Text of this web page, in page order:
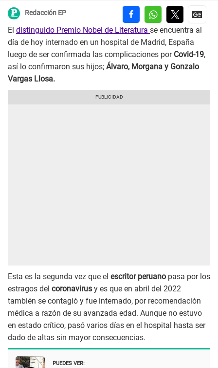
Redacción EP
El distinguido Premio Nobel de Literatura se encuentra al
día de hoy internado en un hospital de Madrid, España
luego de ser confirmada las complicaciones por Covid-19,
así lo confirmaron sus hijos; Álvaro, Morgana y Gonzalo
Vargas Llosa.
Esta es la segunda vez que el escritor peruano pasa por los
estragos del coronavirus y es que en abril del 2022
también se contagió y fue internado, por recomendación
médica a razón de su avanzada edad. Aunque no estuvo
en estado crítico, pasó varios días en el hospital hasta ser
dado de altas sin mayor consecuencias.
PUEDES VER: